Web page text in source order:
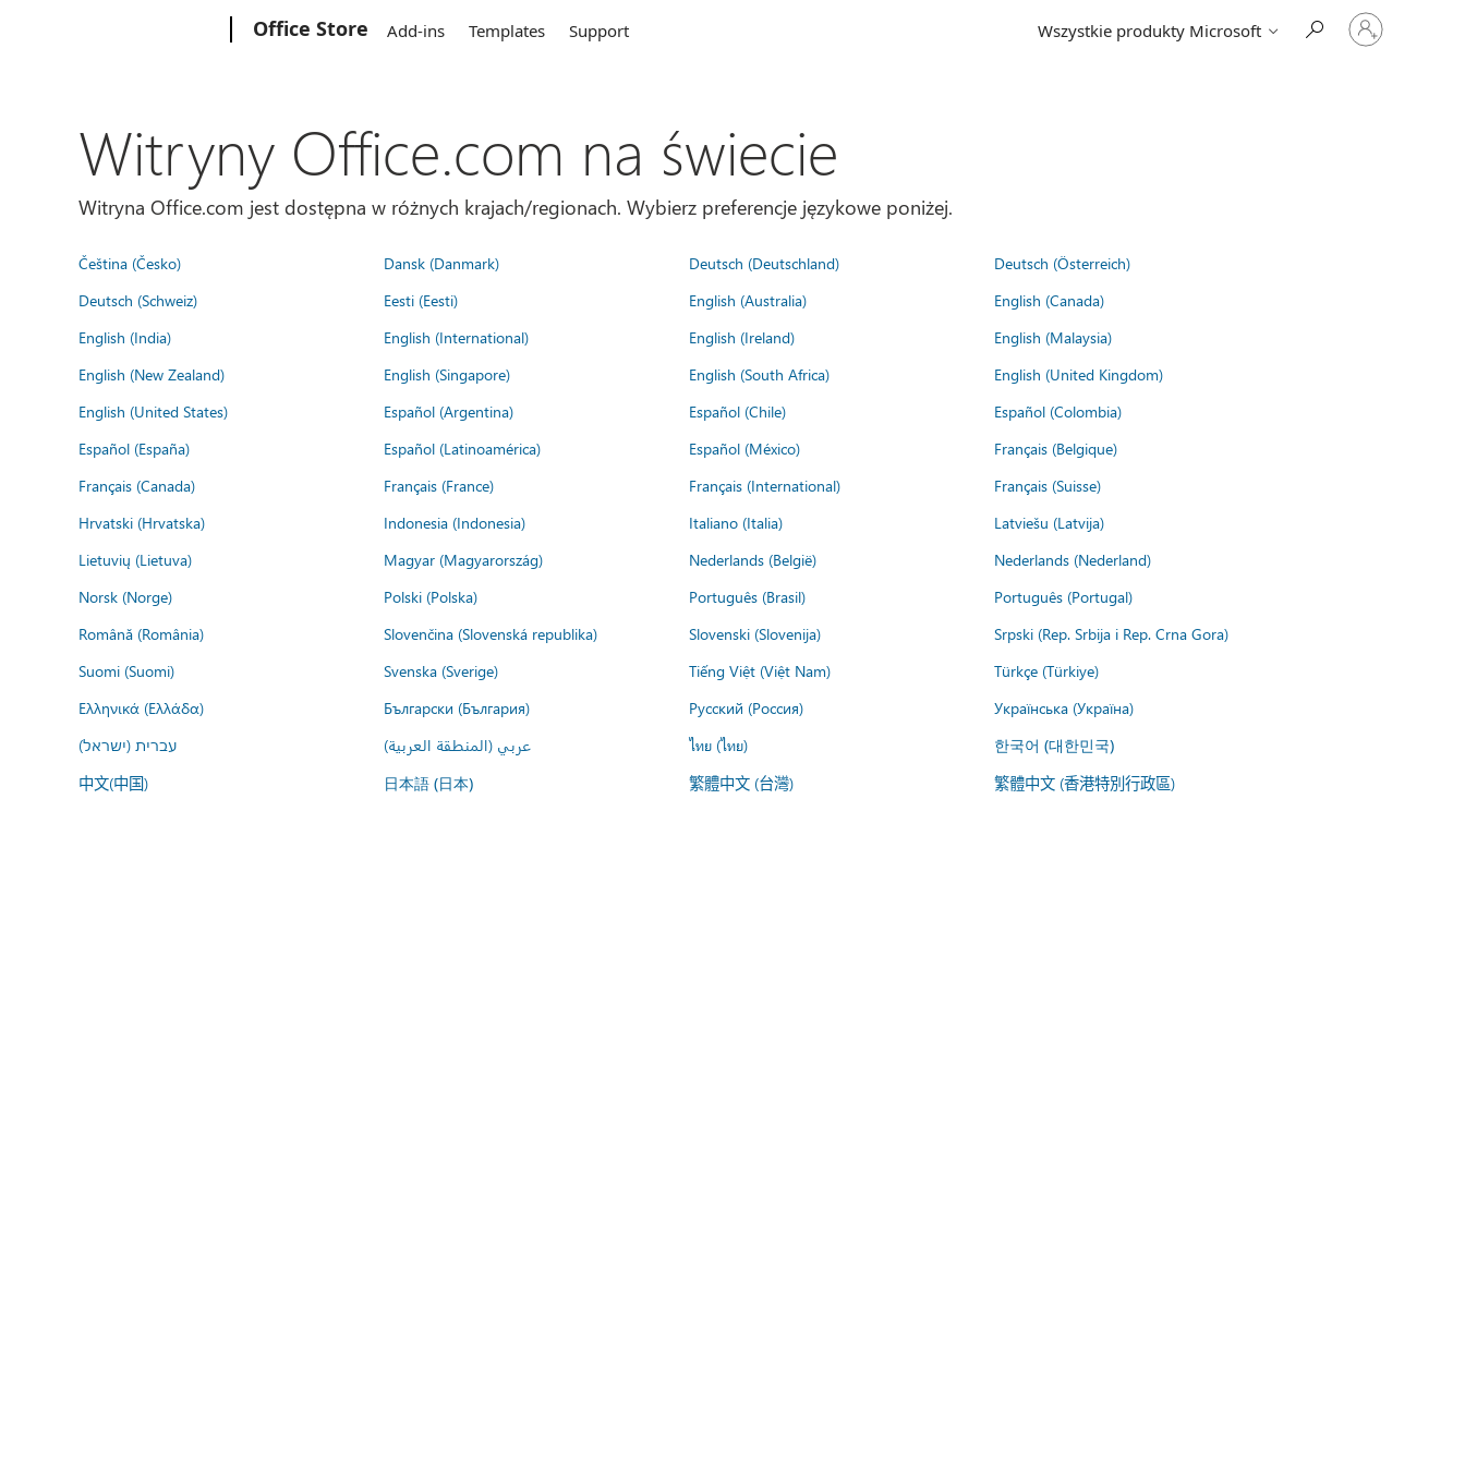
Office Store Add-ins Templates Support Wszystkie produkty Microsoft
Zaloguj
się
Witryny Office.com na świecie
Witryna Office.com jest dostępna w różnych krajach/regionach. Wybierz preferencje językowe poniżej.
Čeština (Česko) Dansk (Danmark) Deutsch (Deutschland)
Deutsch (Österreich)
Deutsch (Schweiz)
Eesti (Eesti) English (Australia)
English (Canada)
English (India)
English (International) English (Ireland)
English (Malaysia)
English (New Zealand)
English (Singapore) English (South Africa)
English (United Kingdom)
English (United States)
Español (Argentina) Español (Chile)
Español (Colombia)
Español (España)
Español (Latinoamérica) Español (México)
Français (Belgique)
Français (Canada)
Français (France) Français (International)
Français (Suisse)
Hrvatski (Hrvatska)
Indonesia (Indonesia) Italiano (Italia)
Latviešu (Latvija)
Lietuvių (Lietuva)
Magyar (Magyarország) Nederlands (België)
Nederlands (Nederland)
Norsk (Norge)
Polski (Polska) Português (Brasil)
Português (Portugal)
Română (România)
Slovenčina (Slovenská republika) Slovenski (Slovenija)
Srpski (Rep. Srbija i Rep. Crna Gora)
Suomi (Suomi)
Svenska (Sverige) Tiếng Việt (Việt Nam)
Türkçe (Türkiye)
Ελληνικά (Ελλάδα)
Български (България) Русский (Россия)
Українська (Україна)
עברית (ישראל)
عربي (المنطقة العربية) ไทย (ไทย) 한국어 (대한민국)
中文(中国) 日本語 (日本) 繁體中文 (台灣) 繁體中文 (香港特別行政區)